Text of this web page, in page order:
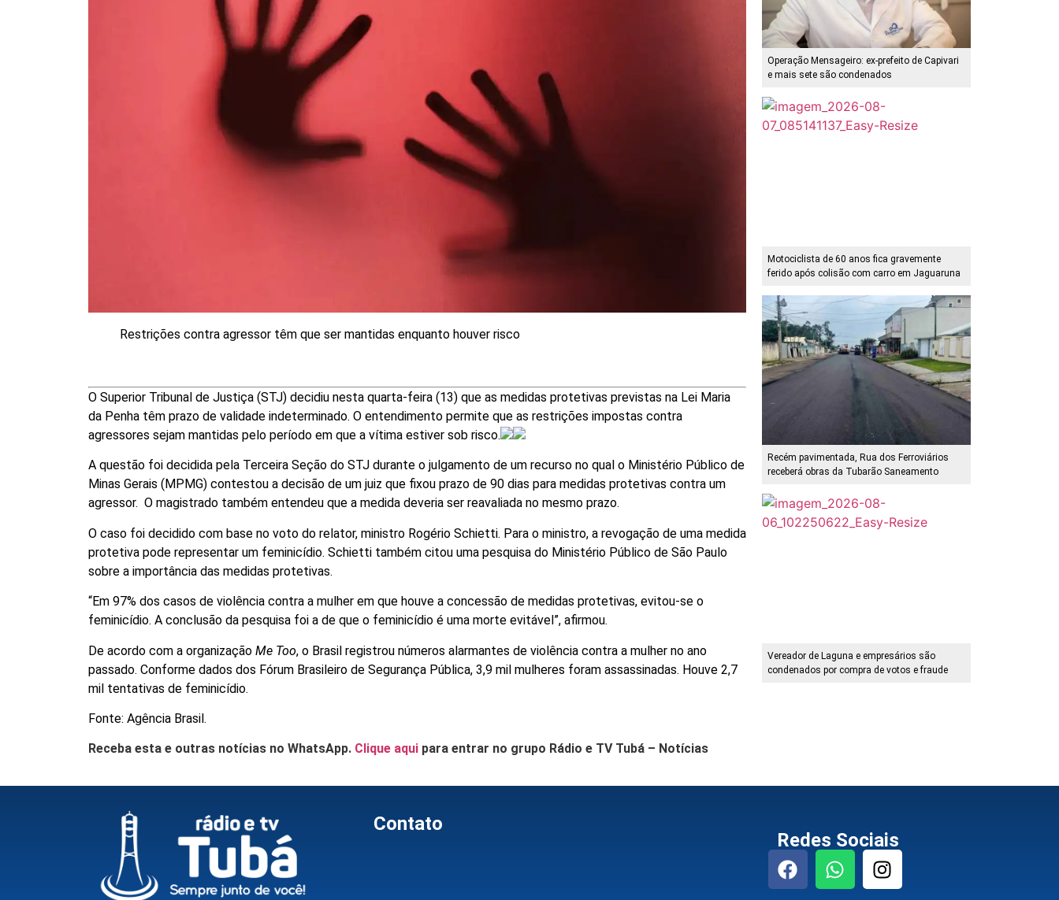
Restrições contra agressor têm que ser mantidas enquanto houver risco
O Superior Tribunal de Justiça (STJ) decidiu nesta quarta-feira (13) que as medidas protetivas previstas na Lei Maria
da Penha têm prazo de validade indeterminado. O entendimento permite que as restrições impostas contra
agressores sejam mantidas pelo período em que a vítima estiver sob risco.
A questão foi decidida pela Terceira Seção do STJ durante o julgamento de um recurso no qual o Ministério Público de
Minas Gerais (MPMG) contestou a decisão de um juiz que fixou prazo de 90 dias para medidas protetivas contra um
agressor. O magistrado também entendeu que a medida deveria ser reavaliada no mesmo prazo.
O caso foi decidido com base no voto do relator, ministro Rogério Schietti. Para o ministro, a revogação de uma medida
protetiva pode representar um feminicídio. Schietti também citou uma pesquisa do Ministério Público de São Paulo
sobre a importância das medidas protetivas.
“Em 97% dos casos de violência contra a mulher em que houve a concessão de medidas protetivas, evitou-se o
feminicídio. A conclusão da pesquisa foi a de que o feminicídio é uma morte evitável”, afirmou.
De acordo com a organização Me Too, o Brasil registrou números alarmantes de violência contra a mulher no ano
passado. Conforme dados dos Fórum Brasileiro de Segurança Pública, 3,9 mil mulheres foram assassinadas. Houve 2,7
mil tentativas de feminicídio.
Fonte: Agência Brasil.
Receba esta e outras notícias no WhatsApp. Clique aqui para entrar no grupo Rádio e TV Tubá – Notícias
Operação Mensageiro: ex-prefeito de Capivari
e mais sete são condenados
Motociclista de 60 anos fica gravemente
ferido após colisão com carro em Jaguaruna
Recém pavimentada, Rua dos Ferroviários
receberá obras da Tubarão Saneamento
Vereador de Laguna e empresários são
condenados por compra de votos e fraude
Contato
Redes Sociais